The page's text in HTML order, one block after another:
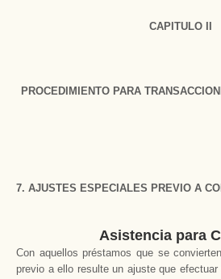
CAPITULO II
PROCEDIMIENTO PARA
7. AJUSTES ESPECIALES PREVIO A
Con aquellos préstamos que se
previo a ello resulte un ajuste que
Asistencia para